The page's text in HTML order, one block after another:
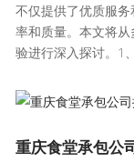
不仅提供了优质服
率和质量。本文将
验进行深入探讨。1